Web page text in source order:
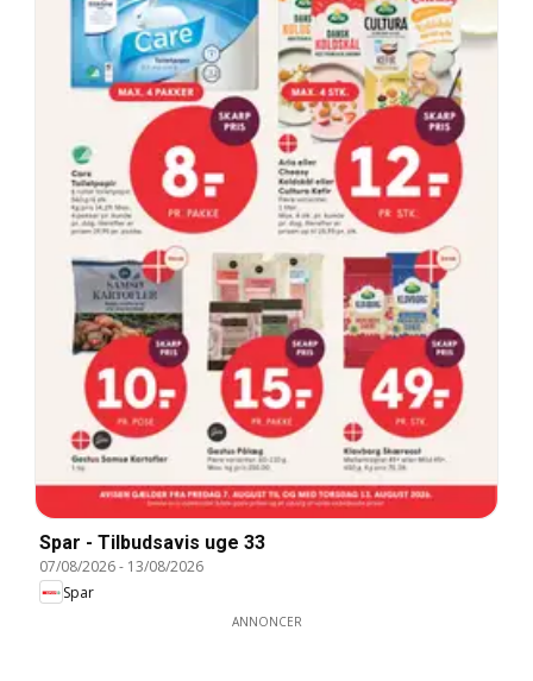
Spar - Tilbudsavis uge 33
07/08/2026- 13/08/2026
Spar
ANNONCER